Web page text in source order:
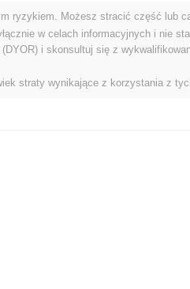
rynkiem kryptowalut?
ogólny rynek kryptowalut który
impulsu rynkowego.
ryzykiem. Możesz stracić część lub
w celach informacyjnych i nie
i skonsultuj się z
straty wynikające z korzystania z